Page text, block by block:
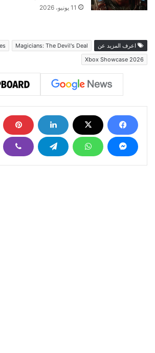
11 يونيو، 2026
اعرف المزيد عن Magicians: The Devil's Deal
Xbox Showcase 2026